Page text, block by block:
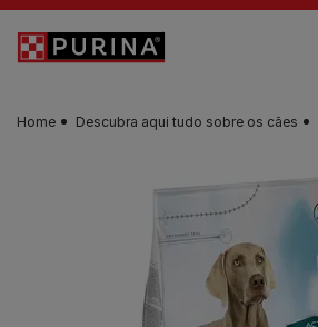
Skip to main content
Home Descubra aqui tudo sobre os cães